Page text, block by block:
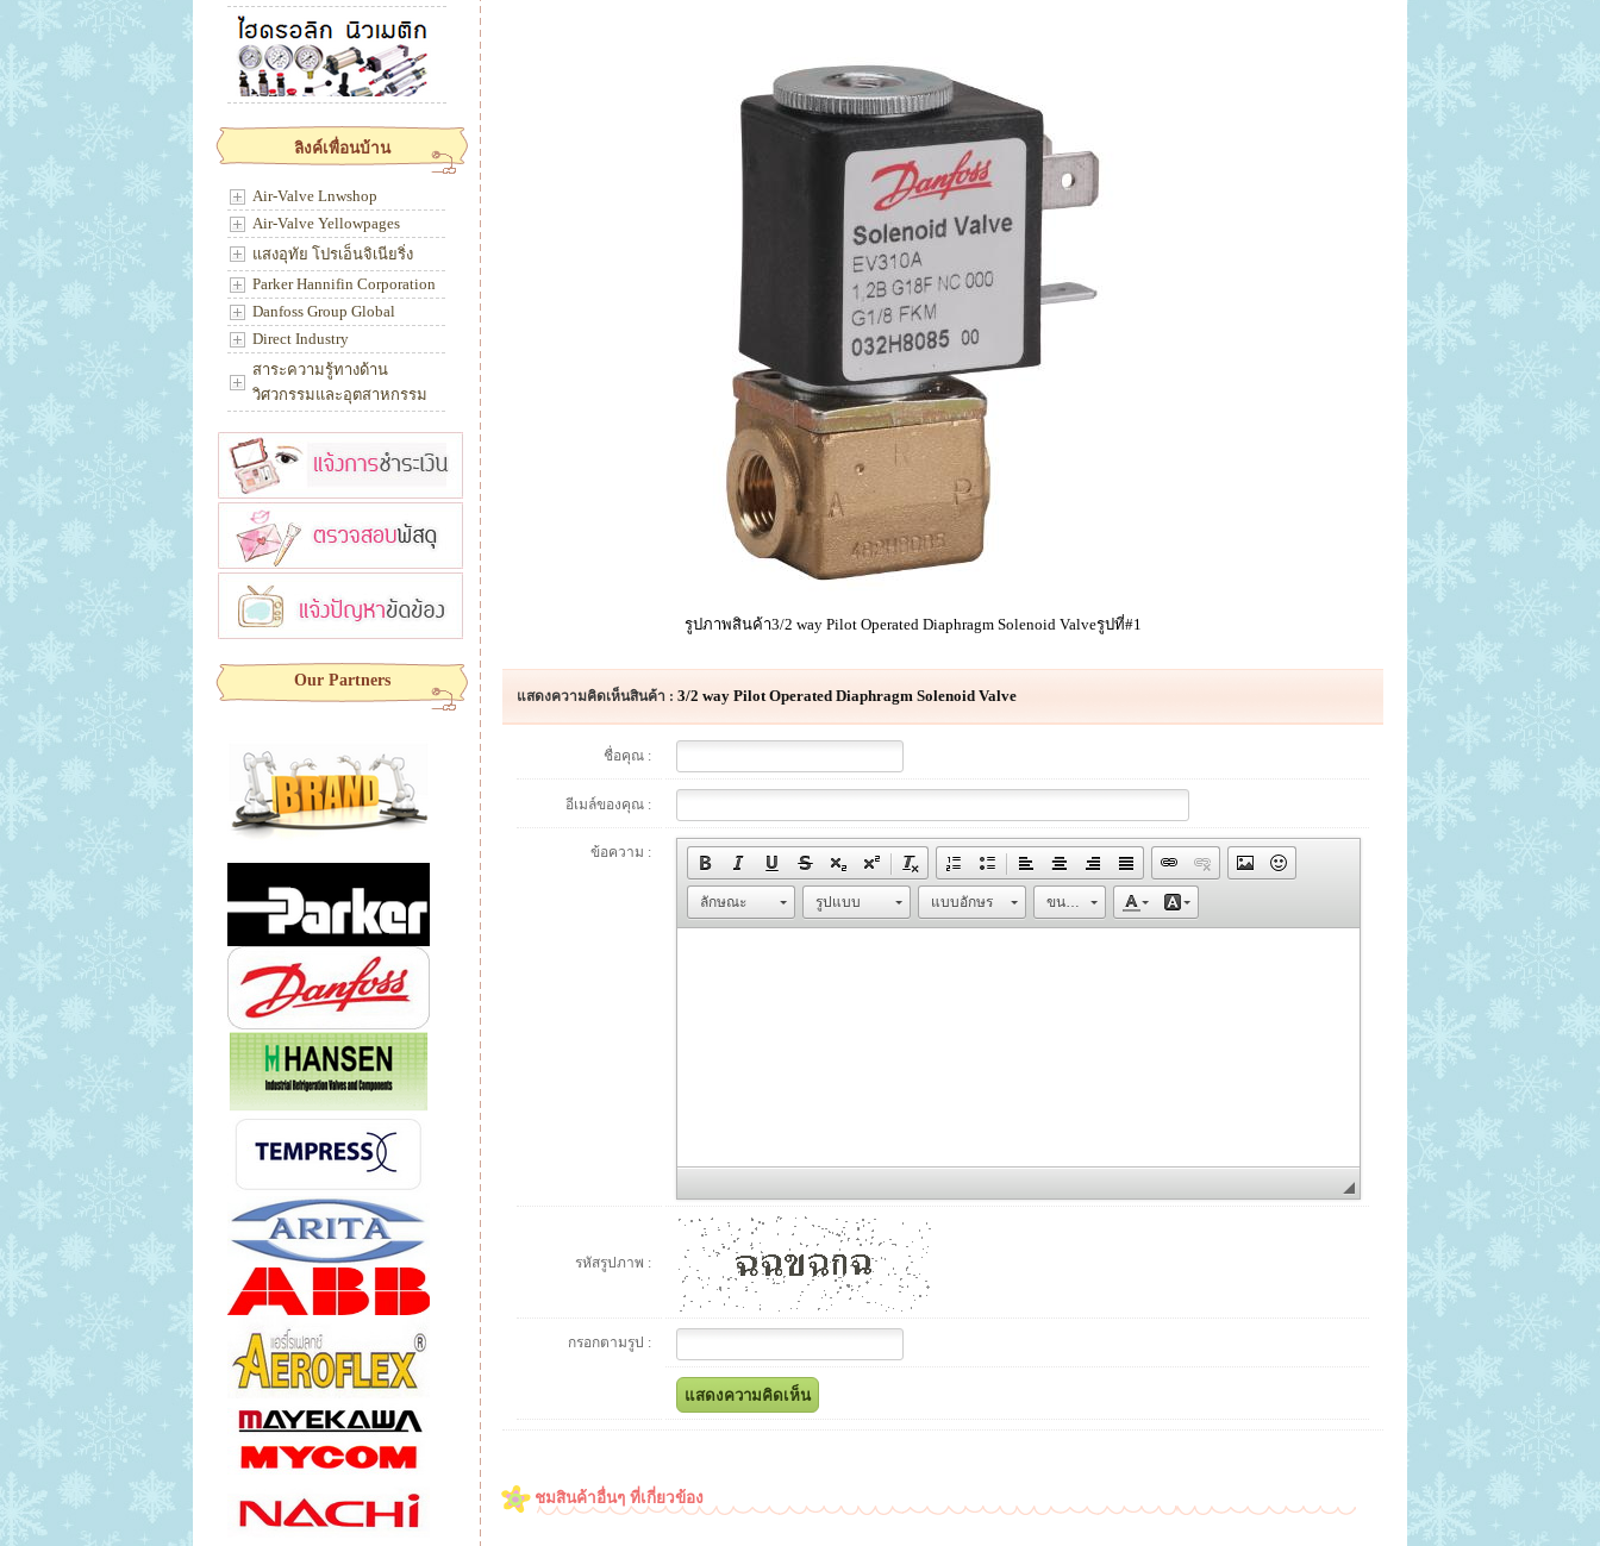
ลิงค์เพื่อนบ้าน
Air-Valve Lnwshop
Air-Valve Yellowpages
แสงอุทัย โปรเอ็นจิเนียริ่ง
Parker Hannifin Corporation
Danfoss Group Global
Direct Industry
สาระความรู้ทางด้าน
วิศวกรรมและอุตสาหกรรม
Our Partners
รูปภาพสินค้า3/2 way Pilot Operated Diaphragm Solenoid Valveรูปที่#1
แสดงความคิดเห็นสินค้า : 3/2 way Pilot Operated Diaphragm Solenoid Valve
ชื่อคุณ :
อีเมล์ของคุณ :
ข้อความ :
ลักษณะ รูปแบบ แบบอักษร ขนาด
รหัสรูปภาพ :
กรอกตามรูป :
ชมสินค้าอื่นๆ ที่เกี่ยวข้อง